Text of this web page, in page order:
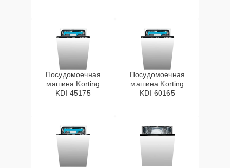
Посудомоечная
машина Korting
KDI 45175
Посудомоечная
машина Korting
KDI 60165